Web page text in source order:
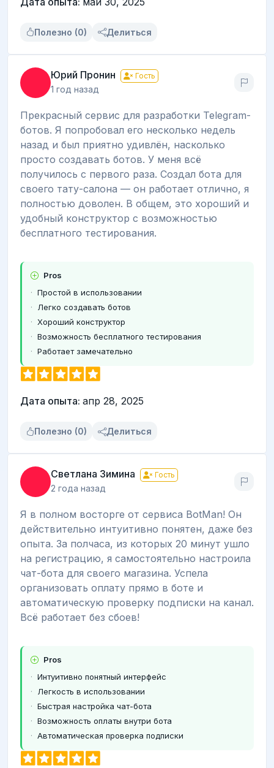
Полезно (0) Делиться
Юрий Пронин Гость
1 год назад
Прекрасный сервис для разработки Telegram-
ботов. Я попробовал его несколько недель
назад и был приятно удивлён, насколько
просто создавать ботов. У меня всё
получилось с первого раза. Создал бота для
своего тату-салона — он работает отлично, я
полностью доволен. В общем, это хороший и
удобный конструктор с возможностью
бесплатного тестирования.
Pros
Простой в использовании
Легко создавать ботов
Хороший конструктор
Возможность бесплатного тестирования
Работает замечательно
Дата опыта: апр 28, 2025
Полезно (0) Делиться
Светлана Зимина Гость
2 года назад
Я в полном восторге от сервиса BotMan! Он
действительно интуитивно понятен, даже без
опыта. За полчаса, из которых 20 минут ушло
на регистрацию, я самостоятельно настроила
чат-бота для своего магазина. Успела
организовать оплату прямо в боте и
автоматическую проверку подписки на канал.
Всё работает без сбоев!
Pros
Интуитивно понятный интерфейс
Легкость в использовании
Быстрая настройка чат-бота
Возможность оплаты внутри бота
Автоматическая проверка подписки